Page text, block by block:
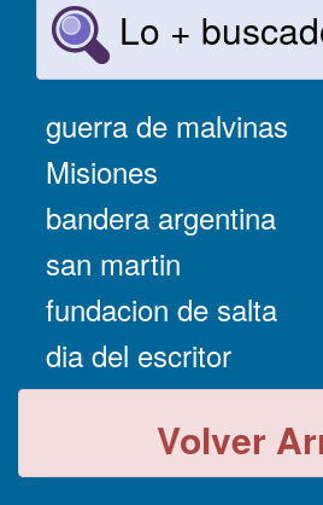
Lo +
guerra de malvinas
Misiones
bandera argentina
san martin
fundacion de salta
dia del escritor
Volver